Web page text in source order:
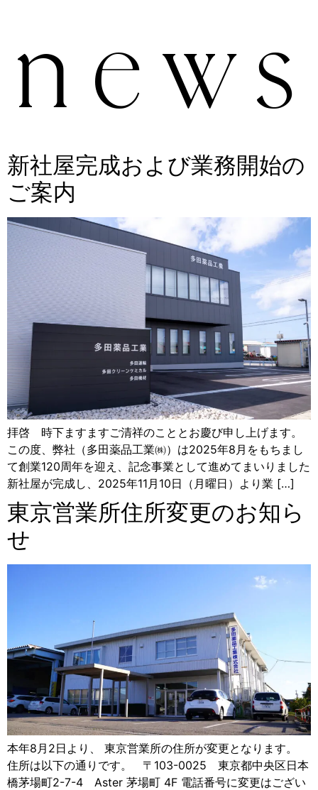
news
新社屋完成および業務開始の
ご案内
拝啓 時下ますますご清祥のこととお慶び申し上げます。
この度、弊社（多田薬品工業㈱）は2025年8月をもちまし
て創業120周年を迎え、記念事業として進めてまいりました
新社屋が完成し、2025年11月10日（月曜日）より業 […]
東京営業所住所変更のお知ら
せ
本年8月2日より、 東京営業所の住所が変更となります。
住所は以下の通りです。 〒103-0025 東京都中央区日本
橋茅場町2-7-4 Aster 茅場町 4F 電話番号に変更はござい